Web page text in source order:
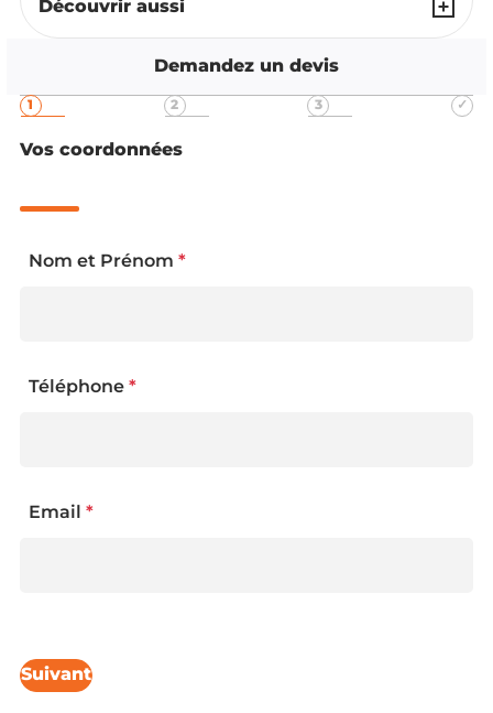
Découvrir aussi
Demandez un devis
Vos coordonnées
Nom et Prénom *
Téléphone*
Email *
Suivant